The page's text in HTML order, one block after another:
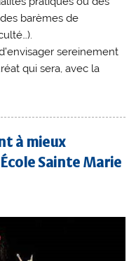
barèmes de
sereinement
qui sera, avec la
à mieux
Sainte Marie